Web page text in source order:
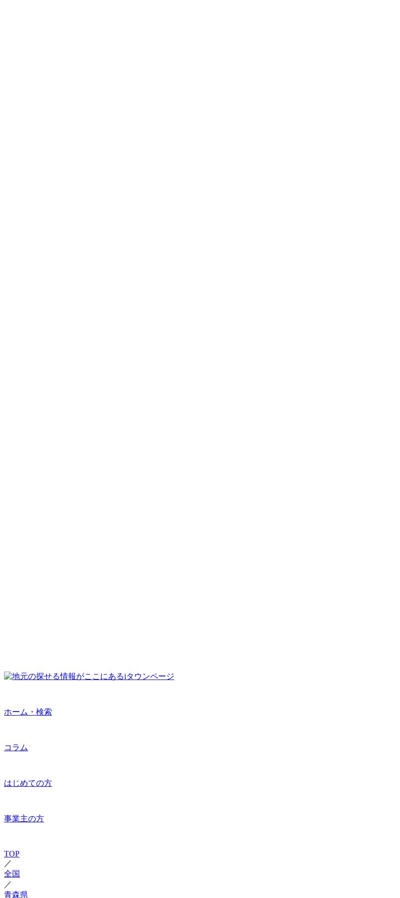
ホーム・検索
コラム
はじめての方
事業主の方
TOP
／
全国
／
青森県